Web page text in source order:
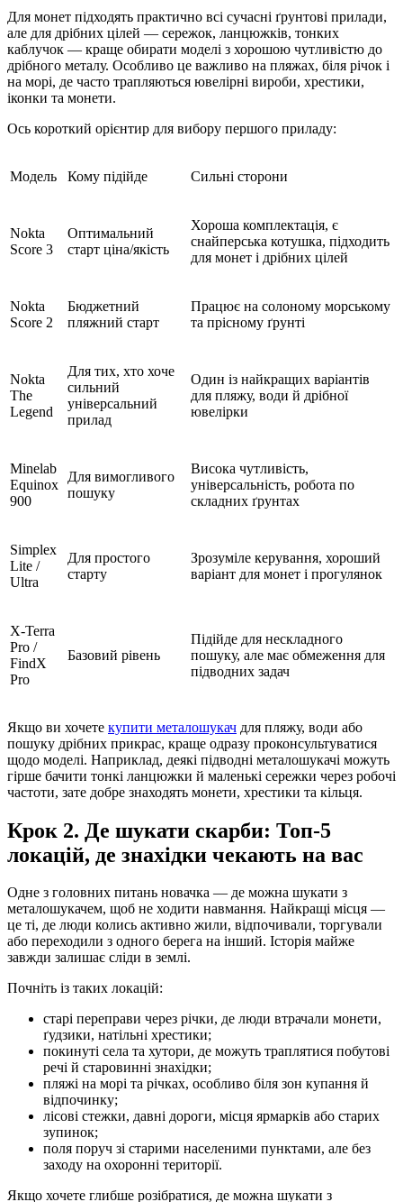
Для монет підходять практично всі сучасні ґрунтові прилади,
але для дрібних цілей — сережок, ланцюжків, тонких
каблучок — краще обирати моделі з хорошою чутливістю до
дрібного металу. Особливо це важливо на пляжах, біля річок і
на морі, де часто трапляються ювелірні вироби, хрестики,
іконки та монети.
Ось короткий орієнтир для вибору першого приладу:
Модель Кому підійде Сильні сторони
Nokta
Score 3
Оптимальний
старт ціна/якість
Хороша комплектація, є
снайперська котушка, підходить
для монет і дрібних цілей
Nokta
Score 2
Бюджетний
пляжний старт
Працює на солоному морському
та прісному ґрунті
Nokta
The
Legend
Для тих, хто хоче
сильний
універсальний
прилад
Один із найкращих варіантів
для пляжу, води й дрібної
ювелірки
Minelab
Equinox
900
Для вимогливого
пошуку
Висока чутливість,
універсальність, робота по
складних ґрунтах
Simplex
Lite /
Ultra
Для простого
старту
Зрозуміле керування, хороший
варіант для монет і прогулянок
X-Terra
Pro /
FindX
Pro
Базовий рівень
Підійде для нескладного
пошуку, але має обмеження для
підводних задач
Якщо ви хочете купити металошукач для пляжу, води або
пошуку дрібних прикрас, краще одразу проконсультуватися
щодо моделі. Наприклад, деякі підводні металошукачі можуть
гірше бачити тонкі ланцюжки й маленькі сережки через робочі
частоти, зате добре знаходять монети, хрестики та кільця.
Крок 2. Де шукати скарби: Топ-5
локацій, де знахідки чекають на вас
Одне з головних питань новачка — де можна шукати з
металошукачем, щоб не ходити навмання. Найкращі місця —
це ті, де люди колись активно жили, відпочивали, торгували
або переходили з одного берега на інший. Історія майже
завжди залишає сліди в землі.
Почніть із таких локацій:
старі переправи через річки, де люди втрачали монети,
ґудзики, натільні хрестики;
покинуті села та хутори, де можуть траплятися побутові
речі й старовинні знахідки;
пляжі на морі та річках, особливо біля зон купання й
відпочинку;
лісові стежки, давні дороги, місця ярмарків або старих
зупинок;
поля поруч зі старими населеними пунктами, але без
заходу на охоронні території.
Якщо хочете глибше розібратися, де можна шукати з